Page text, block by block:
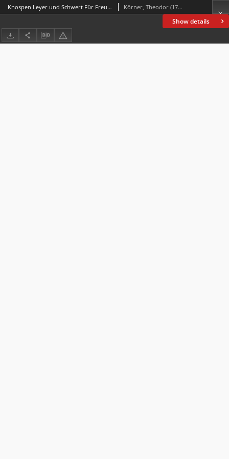
Show details
Knospen Leyer und Schwert Für Freunde Poetischer Nachlass Nachlese Körner, Theodor (1791-1813)